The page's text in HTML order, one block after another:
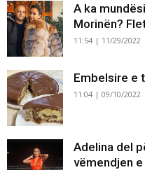
A ka
Morinën?
11:54 | 11/29/2022
Embelsire e
11:04 | 09/10/2022
Adelina del
vëmendjen